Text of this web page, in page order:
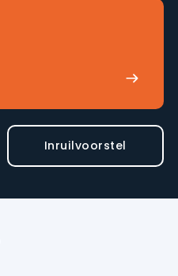
Inruilvoorstel